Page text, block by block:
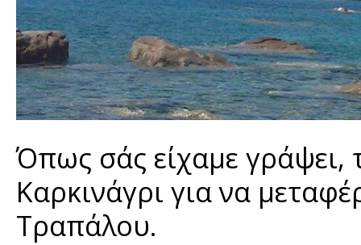
Όπως σάς είχαμε γράψει,
Καρκινάγρι για να
Τραπάλου.